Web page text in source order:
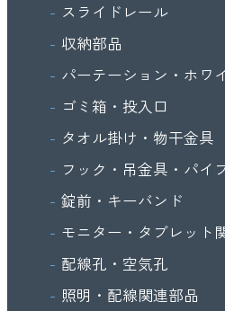
スライドレール
収納部品
パーテーション・ホワ
ゴミ箱・投入口
タオル掛け・物干金具
フック・吊金具・パイ
錠前・キーバンド
モニター・タブレット
配線孔・空気孔
照明・配線関連部品